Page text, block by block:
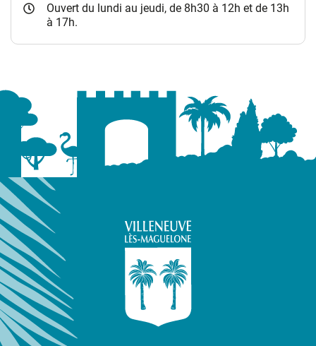
Ouvert du lundi au jeudi, de 8h30 à 12h et de 13h
à 17h.